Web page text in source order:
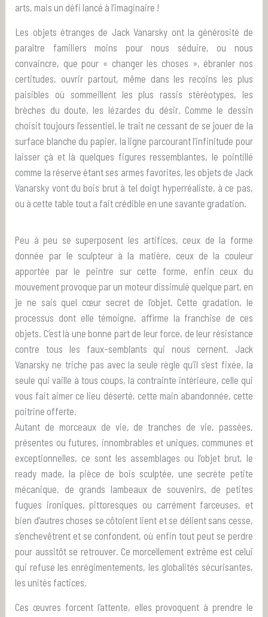
arts, mais un défi lancé à l’imaginaire !
Les objets étranges de Jack Vanarsky ont la générosité de
paraître familiers moins pour nous séduire, ou nous
convaincre, que pour « changer les choses », ébranler nos
certitudes, ouvrir partout, même dans les recoins les plus
paisibles où sommeillent les plus rassis stéréotypes, les
brèches du doute, les lézardes du désir. Comme le dessin
choisit toujours l’essentiel, le trait ne cessant de se jouer de la
surface blanche du papier, la ligne parcourant l’infinitude pour
laisser çà et là quelques figures ressemblantes, le pointillé
comme la réserve étant ses armes favorites, les objets de Jack
Vanarsky vont du bois brut à tel doigt hyperréaliste, à ce pas,
ou à cette table tout a fait crédible en une savante gradation.
Peu à peu se superposent les artifices, ceux de la forme
donnée par le sculpteur à la matière, ceux de la couleur
apportée par le peintre sur cette forme, enfin ceux du
mouvement provoque par un moteur dissimulé quelque part, en
je ne sais quel cœur secret de l’objet. Cette gradation, le
processus dont elle témoigne, affirme la franchise de ces
objets. C’est là une bonne part de leur force, de leur résistance
contre tous les faux-semblants qui nous cernent. Jack
Vanarsky ne triche pas avec la seule règle qu’il s’est fixée, la
seule qui vaille à tous coups, la contrainte intérieure, celle qui
vous fait aimer ce lieu déserté, cette main abandonnée, cette
poitrine offerte.
Autant de morceaux de vie, de tranches de vie, passées,
présentes ou futures, innombrables et uniques, communes et
exceptionnelles, ce sont les assemblages ou l’objet brut, le
ready made, la pièce de bois sculptée, une secrète petite
mécanique, de grands lambeaux de souvenirs, de petites
fugues ironiques, pittoresques ou carrément farceuses, et
bien d’autres choses se côtoient lient et se délient sans cesse,
s’enchevêtrent et se confondent, où enfin tout peut se perdre
pour aussitôt se retrouver. Ce morcellement extrême est celui
qui refuse les enrégimentements, les globalités sécurisantes,
les unités factices.
Ces œuvres forcent l’attente, elles provoquent à prendre le